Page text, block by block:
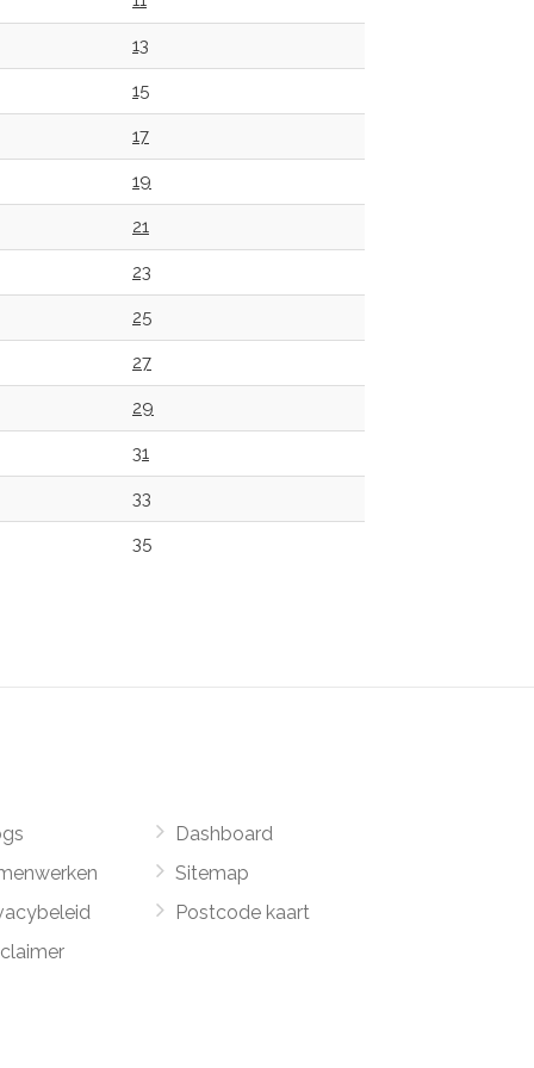
13
15
17
19
21
23
25
27
29
31
33
35
Dashboard
Sitemap
Postcode kaart